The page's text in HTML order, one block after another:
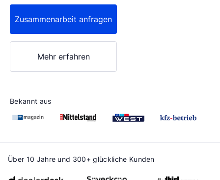
Zusammenarbeit anfragen
Mehr erfahren
Bekannt aus
Über 10 Jahre und 300+ glückliche Kunden